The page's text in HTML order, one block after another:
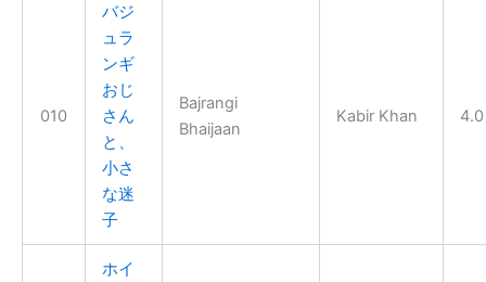
010
バジ
ュラ
ンギ
おじ
さん
と、
小さ
な迷
子
Bajrangi
Bhaijaan
Kabir Khan 4.0
ホイ